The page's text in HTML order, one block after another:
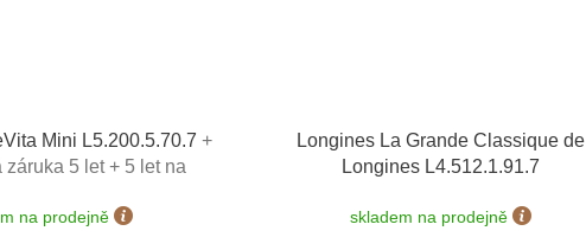
Mini L5.200.5.70.7+
záruka 5 let + 5 let na
do 90 dní
na prodejně
Longines La Grande Classique de
Longines L4.512.1.91.7
skladem na prodejně